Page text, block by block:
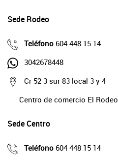
Sede Rodeo
Teléfono 604 448 15 14
3042678448
Cr 52 3 sur 83 local 3 y 4
Centro de comercio El Rodeo
Sede Centro
Teléfono 604 448 15 14